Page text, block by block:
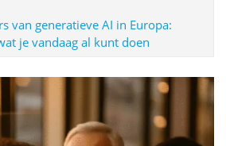
van generatieve AI in Europa:
je vandaag al kunt doen